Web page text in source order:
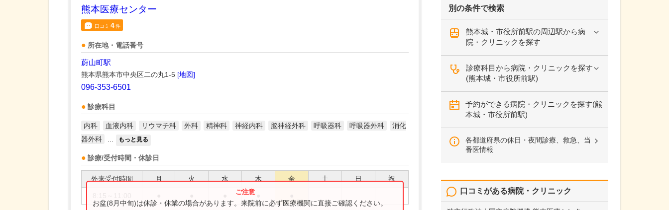
熊本医療センター
口コミ 4件
所在地・電話番号
蔚山町駅
熊本県熊本市中央区二の丸1-5 [地図]
096-353-6501
診療科目
内科 血液内科 リウマチ科 外科 精神科 神経内科 脳神経外科 呼吸器科 呼吸器外科
消化
器外科
もっと見る
診療/受付時間・休診日
外来受付時間 月 火 水 木 金 土 日 祝
お盆(8月中旬)は休診・休業の場合があります。来院前に必ず医療機関に直接ご確認ください。
別の条件で検索
熊本城・市役所前駅の周辺駅から病
院・クリニックを探す
診療科目から病院・クリニックを探す
(熊本城・市役所前駅)
予約ができる病院・クリニックを探す(熊
本城・市役所前駅)
各都道府県の休日・夜間診療、救急、当
番医情報
口コミがある病院・クリニック